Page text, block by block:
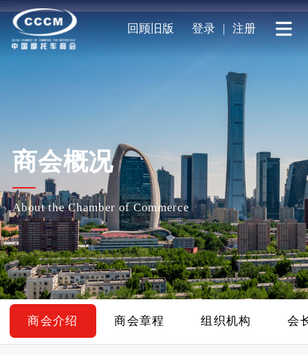
-->
回顾旧版 登录 注册
商会概况
About the Chamber of Commerce
商会介绍 商会章程 组织机构 会